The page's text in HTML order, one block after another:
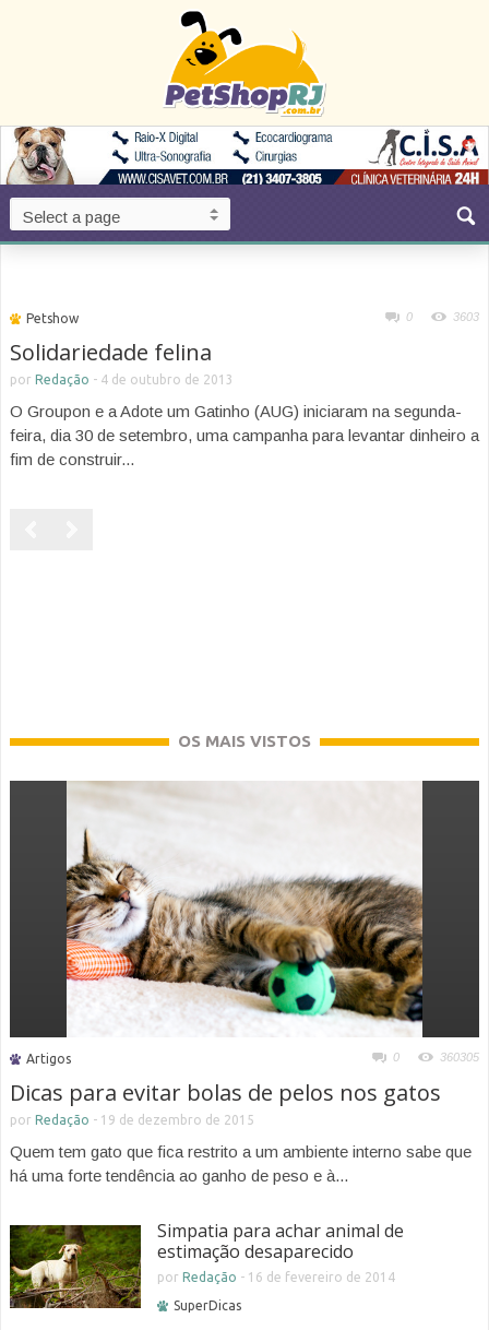
Petshow 0 3603
Solidariedade felina
por Redação - 4 de outubro de 2013
O Groupon e a Adote um Gatinho (AUG) iniciaram na segunda-
feira, dia 30 de setembro, uma campanha para levantar dinheiro a
fim de construir...
OS MAIS VISTOS
Artigos 0 360305
Dicas para evitar bolas de pelos nos gatos
por Redação - 19 de dezembro de 2015
Quem tem gato que fica restrito a um ambiente interno sabe que
há uma forte tendência ao ganho de peso e à...
Simpatia para achar animal de
estimação desaparecido
por Redação - 16 de fevereiro de 2014
SuperDicas